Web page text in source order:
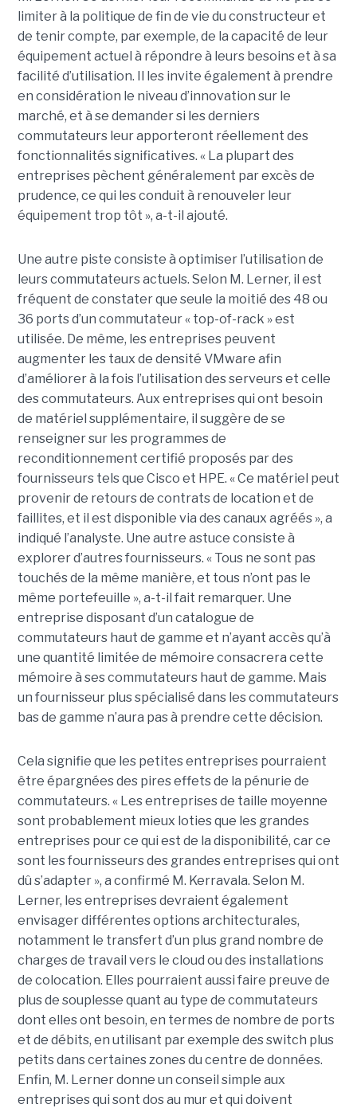
limiter à la politique de fin de vie du constructeur et
de tenir compte, par exemple, de la capacité de leur
équipement actuel à répondre à leurs besoins et à sa
facilité d’utilisation. Il les invite également à prendre
en considération le niveau d’innovation sur le
marché, et à se demander si les derniers
commutateurs leur apporteront réellement des
fonctionnalités significatives. « La plupart des
entreprises pèchent généralement par excès de
prudence, ce qui les conduit à renouveler leur
équipement trop tôt », a-t-il ajouté.
Une autre piste consiste à optimiser l’utilisation de
leurs commutateurs actuels. Selon M. Lerner, il est
fréquent de constater que seule la moitié des 48 ou
36 ports d’un commutateur « top-of-rack » est
utilisée. De même, les entreprises peuvent
augmenter les taux de densité VMware afin
d’améliorer à la fois l’utilisation des serveurs et celle
des commutateurs. Aux entreprises qui ont besoin
de matériel supplémentaire, il suggère de se
renseigner sur les programmes de
reconditionnement certifié proposés par des
fournisseurs tels que Cisco et HPE. « Ce matériel peut
provenir de retours de contrats de location et de
faillites, et il est disponible via des canaux agréés », a
indiqué l’analyste. Une autre astuce consiste à
explorer d’autres fournisseurs. « Tous ne sont pas
touchés de la même manière, et tous n’ont pas le
même portefeuille », a-t-il fait remarquer. Une
entreprise disposant d’un catalogue de
commutateurs haut de gamme et n’ayant accès qu’à
une quantité limitée de mémoire consacrera cette
mémoire à ses commutateurs haut de gamme. Mais
un fournisseur plus spécialisé dans les commutateurs
bas de gamme n’aura pas à prendre cette décision.
Cela signifie que les petites entreprises pourraient
être épargnées des pires effets de la pénurie de
commutateurs. « Les entreprises de taille moyenne
sont probablement mieux loties que les grandes
entreprises pour ce qui est de la disponibilité, car ce
sont les fournisseurs des grandes entreprises qui ont
dû s’adapter », a confirmé M. Kerravala. Selon M.
Lerner, les entreprises devraient également
envisager différentes options architecturales,
notamment le transfert d’un plus grand nombre de
charges de travail vers le cloud ou des installations
de colocation. Elles pourraient aussi faire preuve de
plus de souplesse quant au type de commutateurs
dont elles ont besoin, en termes de nombre de ports
et de débits, en utilisant par exemple des switch plus
petits dans certaines zones du centre de données.
Enfin, M. Lerner donne un conseil simple aux
entreprises qui sont dos au mur et qui doivent